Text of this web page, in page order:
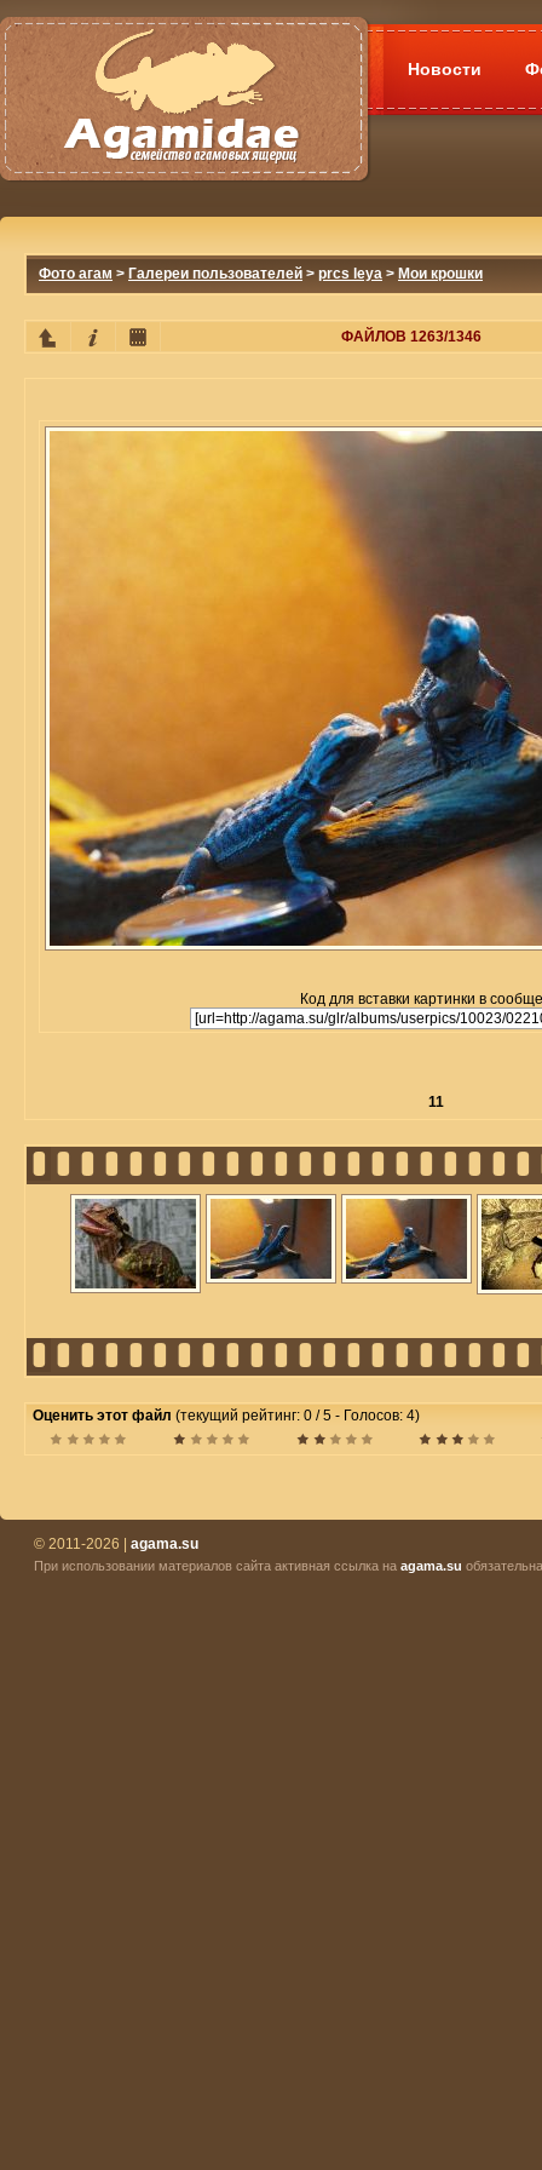
Новости
Фото агам > Галереи пользователей > prcs leya > Мои крошки
ФАЙЛОВ 1263/1346
Код для вставки картинки в
11
Оценить этот файл (текущий рейтинг: 0 / 5 - Голосов: 4)
© 2011-2026 | agama.su
При использовании материалов сайта активная ссылка на agama.su